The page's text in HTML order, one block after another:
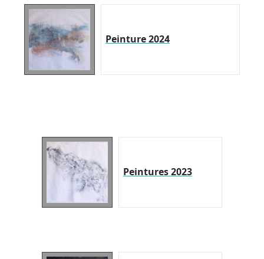
Peinture 2024
Peintures 2023